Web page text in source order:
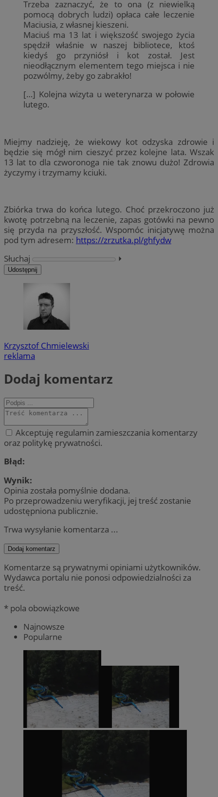
Trzeba zaznaczyć, że to ona (z niewielką
pomocą dobrych ludzi) opłaca całe leczenie
Maciusia, z własnej kieszeni.
Maciuś ma 13 lat i większość swojego życia
spędził właśnie w naszej bibliotece, ktoś
kiedyś go przyniósł i kot został. Jest
nieodłącznym elementem tego miejsca i nie
pozwólmy, żeby go zabrakło!
[…] Kolejna wizyta u weterynarza w połowie
lutego.
Miejmy nadzieję, że wiekowy kot odzyska zdrowie i
będzie się mógł nim cieszyć przez kolejne lata. Wszak
13 lat to dla czworonoga nie tak znowu dużo! Zdrowia
życzymy i trzymamy kciuki.
Zbiórka trwa do końca lutego. Choć przekroczono już
kwotę potrzebną na leczenie, zapas gotówki na pewno
się przyda na przyszłość. Wspomóc inicjatywę można
pod tym adresem: https://zrzutka.pl/ghfydw
Słuchaj
⏵︎
Udostępnij
Krzysztof Chmielewski
reklama
Dodaj komentarz
Akceptuję regulamin zamieszczania komentarzy
oraz politykę prywatności.
Błąd:
Wynik:
Opinia została pomyślnie dodana.
Po przeprowadzeniu weryfikacji, jej treść zostanie
udostępniona publicznie.
Trwa wysyłanie komentarza ...
Dodaj komentarz
Komentarze są prywatnymi opiniami użytkowników.
Wydawca portalu nie ponosi odpowiedzialności za
treść.
* pola obowiązkowe
Najnowsze
Popularne